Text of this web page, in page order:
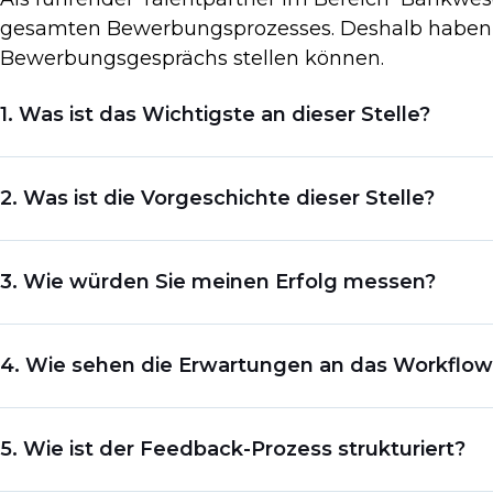
gesamten Bewerbungsprozesses. Deshalb
Bewerbungsgesprächs stellen können.
1. Was ist das Wichtigste an dieser Stelle?
Stelle besser verstehen.
2. Was ist die Vorgeschichte dieser Stelle?
Prozesse/Fähigkeiten einbringen können, die dem Team oder
3. Wie würden Sie meinen Erfolg messen?
Arbeit zu bewerten. Wenn Ihre aktuelle Stelle ähnlich ist, wäre
4. Wie sehen die Erwartungen an das
Arbeitspensum effektiv bewältigen können.
5. Wie ist der Feedback-Prozess strukturiert?